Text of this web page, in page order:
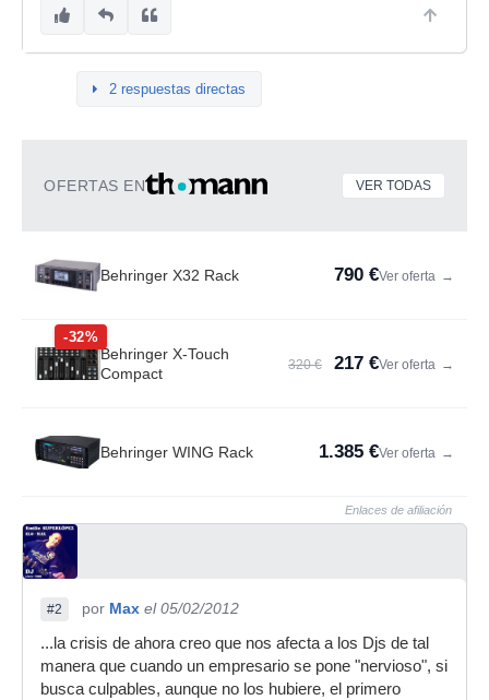
2 respuestas directas
OFERTAS EN VER TODAS
Behringer X32 Rack 790 €Ver oferta →
-32%
Behringer X-Touch
Compact
320 € 217 €Ver oferta →
Behringer WING Rack 1.385 €Ver oferta →
Enlaces de afiliación
#2 por Max el 05/02/2012
...la crisis de ahora creo que nos afecta a los Djs de tal
manera que cuando un empresario se pone "nervioso", si
busca culpables, aunque no los hubiere, el primero